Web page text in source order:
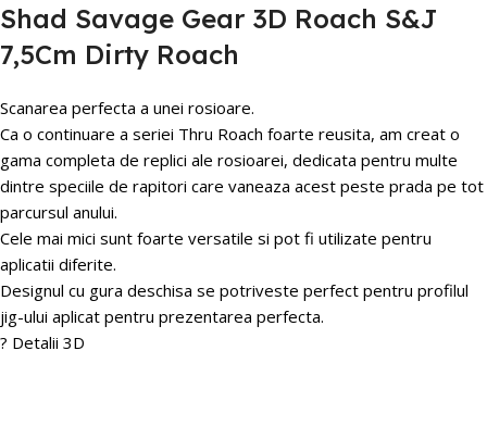
Shad Savage Gear 3D Roach S&J
7,5Cm Dirty Roach
Scanarea perfecta a unei rosioare.
Ca o continuare a seriei Thru Roach foarte reusita, am creat o
gama completa de replici ale rosioarei, dedicata pentru multe
dintre speciile de rapitori care vaneaza acest peste prada pe tot
parcursul anului.
Cele mai mici sunt foarte versatile si pot fi utilizate pentru
aplicatii diferite.
Designul cu gura deschisa se potriveste perfect pentru profilul
jig-ului aplicat pentru prezentarea perfecta.
? Detalii 3D